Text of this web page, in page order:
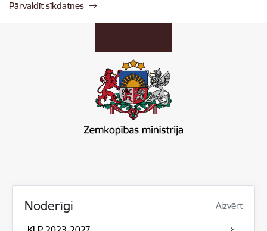
Pārvaldīt sīkdatnes
Noderīgi Aizvērt